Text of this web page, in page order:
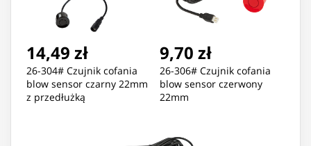
14,49 zł
26-304# Czujnik cofania
blow sensor czarny 22mm
z przedłużką
9,70 zł
26-306# Czujnik cofania
blow sensor czerwony
22mm